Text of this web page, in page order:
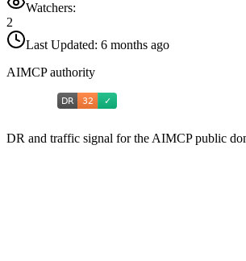
Watchers:
2
Last Updated: 6 months ago
AIMCP authority
DR and traffic signal for the AIMCP public